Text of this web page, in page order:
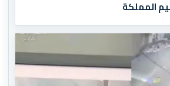
المملكة